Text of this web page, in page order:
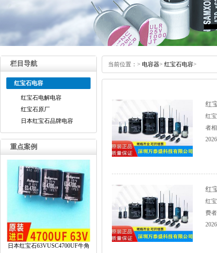
栏目导航
红宝石电容
红宝石电解电容
红宝石原厂
日本红宝石品牌电容
重点案例
日本红宝石63VUSC4700UF牛角
当前位置： > 电容器> 红宝石电容>
红
红
者
红
红
费